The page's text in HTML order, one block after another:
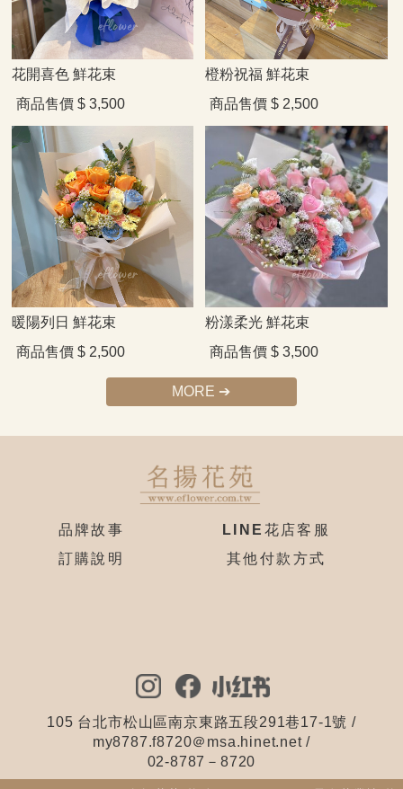
花開喜色 鮮花束
商品售價 $ 3,500
橙粉祝福 鮮花束
商品售價 $ 2,500
暖陽列日 鮮花束
商品售價 $ 2,500
粉漾柔光 鮮花束
商品售價 $ 3,500
MORE ➔
品牌故事
訂購說明
LINE花店客服
其他付款方式
105 台北市松山區南京東路五段291巷17-1號 /
my8787.f8720＠msa.hinet.net /
02-8787－8720